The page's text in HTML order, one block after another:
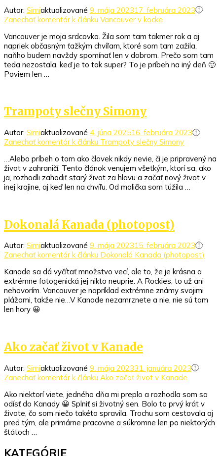
Autor: Simiaktualizované 9. mája 202317. februára 2023
Zanechať komentár k článku Vancouver v kocke
Vancouver je moja srdcovka. Žila som tam takmer rok a aj
napriek občasným ťažkým chvíľam, ktoré som tam zažila,
naňho budem navždy spomínať len v dobrom. Prečo som tam
teda nezostala, keď je to tak super? To je príbeh na iný deň 🙂
Poviem len …
Trampoty slečny Simony
Autor: Simiaktualizované 4. júna 202516. februára 2023
Zanechať komentár k článku Trampoty slečny Simony
…Alebo príbeh o tom ako človek nikdy nevie, či je pripravený na
život v zahraničí. Tento článok venujem všetkým, ktorí sa, ako
ja, rozhodli zahodiť starý život za hlavu a začať nový život v
inej krajine, aj keď len na chvíľu. Od malička som túžila …
Dokonalá Kanada (photopost)
Autor: Simiaktualizované 9. mája 202315. februára 2023
Zanechať komentár k článku Dokonalá Kanada (photopost)
Kanade sa dá vyčítať množstvo vecí, ale to, že je krásna a
extrémne fotogenická jej nikto neuprie. A Rockies, to už ani
nehovorím. Vancouver je napríklad extrémne známy svojimi
plážami, takže nie…V Kanade nezamrznete a nie, nie sú tam
len hory 😀
Ako začať život v Kanade
Autor: Simiaktualizované 9. mája 202331. januára 2023
Zanechať komentár k článku Ako začať život v Kanade
Ako niektorí viete, jedného dňa mi preplo a rozhodla som sa
odísť do Kanady 😀 Splniť si životný sen. Bolo to prvý krát v
živote, čo som niečo takéto spravila. Trochu som cestovala aj
pred tým, ale primárne pracovne a súkromne len po niektorých
štátoch …
KATEGÓRIE